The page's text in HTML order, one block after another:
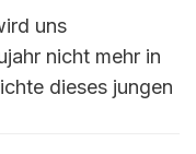
uns
nicht mehr in
dieses jungen